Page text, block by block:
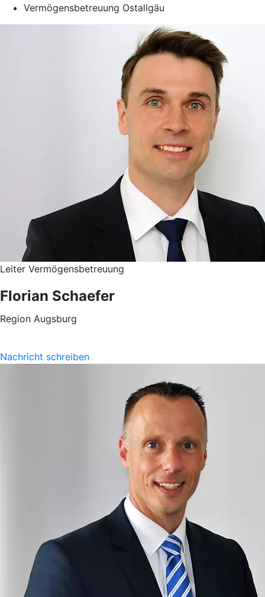
Vermögensbetreuung Ostallgäu
Leiter Vermögensbetreuung
Florian Schaefer
Region Augsburg
Nachricht schreiben